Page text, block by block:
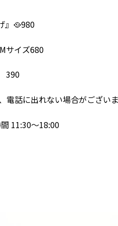
』🥘980
サイズ680
390
電話に出れない場合がござい
11:30～18:00